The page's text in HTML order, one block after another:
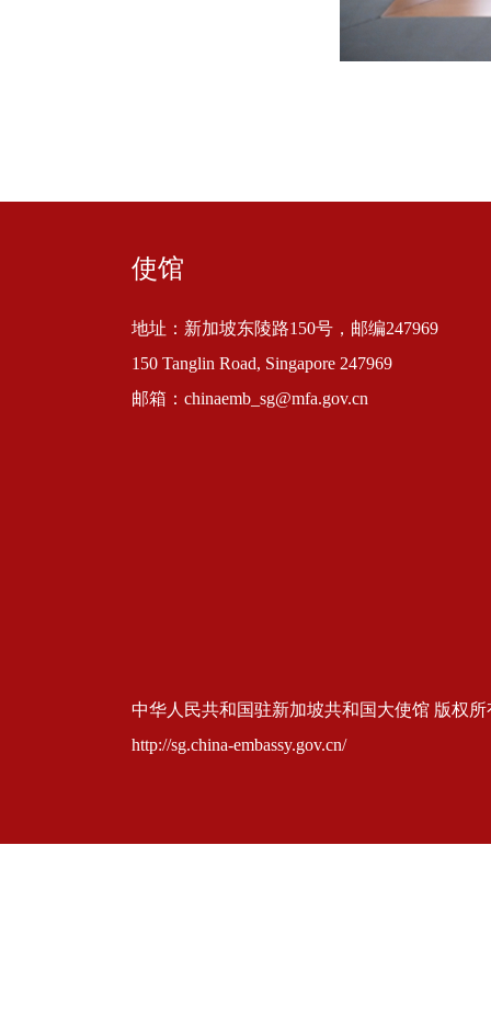
使馆
地址：新加坡东陵路150号，邮编247969
150 Tanglin Road, Singapore 247969
邮箱：chinaemb_sg@mfa.gov.cn
中华人民共和国驻新加坡共和国大使馆 版权所
http://sg.china-embassy.gov.cn/